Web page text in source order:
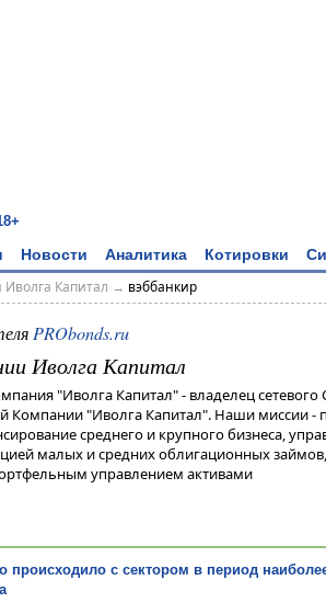
Новости Аналитика Котировки
Капитал → вэббанкир
PRObonds.ru
Иволга Капитал
"Иволга Капитал" - владелец
Компании "Иволга Капитал". Наши миссии -
среднего и крупного бизнеса,
малых и средних облигационных
управлением активами
с сектором в период